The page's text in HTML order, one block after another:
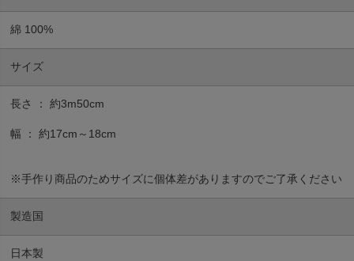
綿 100%
サイズ
長さ ： 約3m50cm
幅 ： 約17cm～18cm
※手作り商品のためサイズに個体差がありますのでご了承ください
製造国
日本製